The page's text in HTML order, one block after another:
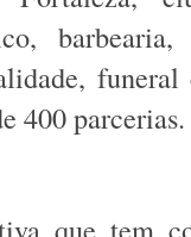
400 parcerias.